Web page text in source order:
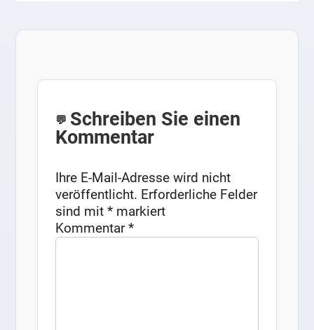
Schreiben Sie einen
Kommentar
Ihre E-Mail-Adresse wird nicht
veröffentlicht. Erforderliche Felder
sind mit* markiert
Kommentar*